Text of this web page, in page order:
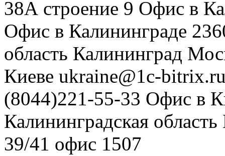
38А строение 9 Офис в
Офис в Калининграде
область Калининград
Киеве ukraine@1c-
(8044)221-55-33 Офис в
Калининградская область
39/41 офис 1507